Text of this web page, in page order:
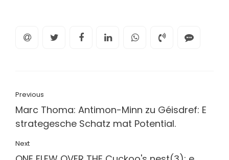
Previous
Marc Thoma: Antimon-Minn zu Géisdref: E
strategesche Schatz mat Potential.
Next